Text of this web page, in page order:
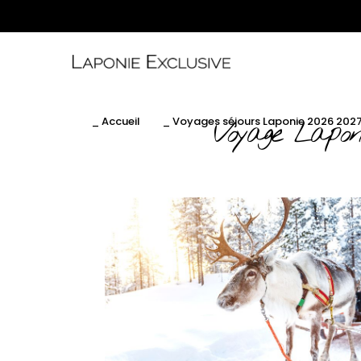
_ Accueil _ Voyages séjours Laponie 2026 2027
Voyage